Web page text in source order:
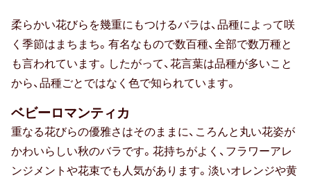
卒寿祝い
白寿祝い
還暦祝い
古希祝い
喜寿祝い
柔らかい花びらを幾重にもつけるバラは、品種によって咲
く季節はまちまち。有名なもので数百種、全部で数万種と
も言われています。したがって、花言葉は品種が多いこと
から、品種ごとではなく色で知られています。
ベビーロマンティカ
重なる花びらの優雅さはそのままに、ころんと丸い花姿が
かわいらしい秋のバラです。花持ちがよく、フラワーアレ
ンジメントや花束でも人気があります。淡いオレンジや黄